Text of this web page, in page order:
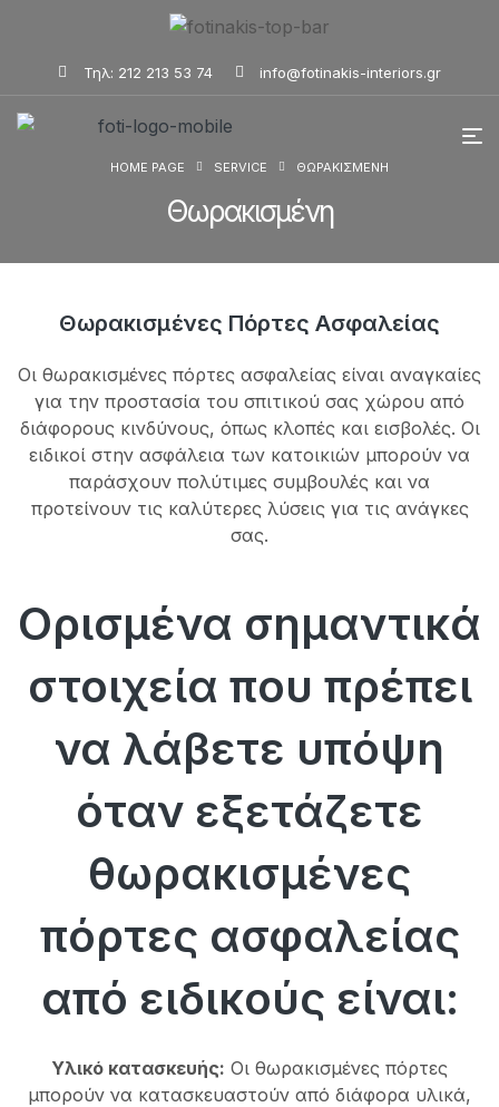
Τηλ: 212 213 53 74 info@fotinakis-interiors.gr
HOME PAGE SERVICE ΘΩΡΑΚΙΣΜΈΝΗ
Θωρακισμένη
Θωρακισμένες Πόρτες Ασφαλείας
Οι θωρακισμένες πόρτες ασφαλείας είναι αναγκαίες
για την προστασία του σπιτικού σας χώρου από
διάφορους κινδύνους, όπως κλοπές και εισβολές. Οι
ειδικοί στην ασφάλεια των κατοικιών μπορούν να
παράσχουν πολύτιμες συμβουλές και να
προτείνουν τις καλύτερες λύσεις για τις ανάγκες
σας.
Ορισμένα σημαντικά
στοιχεία που πρέπει
να λάβετε υπόψη
όταν εξετάζετε
θωρακισμένες
πόρτες ασφαλείας
από ειδικούς είναι:
Υλικό κατασκευής: Οι θωρακισμένες πόρτες
μπορούν να κατασκευαστούν από διάφορα υλικά,